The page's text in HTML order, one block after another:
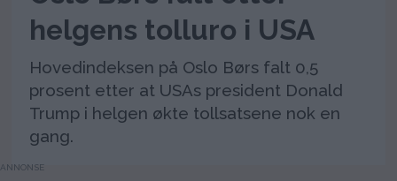
helgens tolluro i USA
Hovedindeksen på Oslo Børs falt 0,5
prosent etter at USAs president Donald
Trump i helgen økte tollsatsene nok en
gang.
ANNONSE